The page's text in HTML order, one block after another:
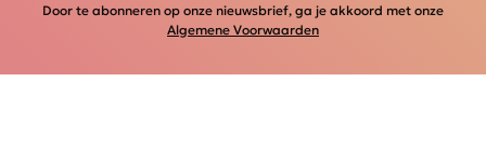
Door te abonneren op onze nieuwsbrief, ga je akkoord met onze
Algemene Voorwaarden